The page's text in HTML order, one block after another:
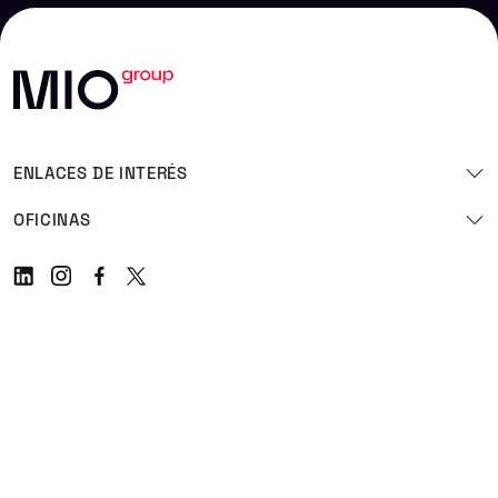
ENLACES DE INTERÉS
OFICINAS
LinkedinInstagram
Facebook
Twitter